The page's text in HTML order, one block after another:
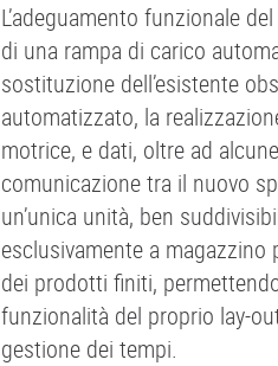
L’adeguamento funzionale
di una rampa di carico
sostituzione dell’esistente
automatizzato, la
motrice, e dati, oltre ad
comunicazione tra il nuovo
un’unica unità, ben
esclusivamente a
dei prodotti finiti,
funzionalità del proprio lay-
gestione dei tempi.